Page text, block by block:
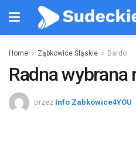
Home Ząbkowice Śląskie Bardo
Radna wybrana
przez Info Zabkowice4YOU